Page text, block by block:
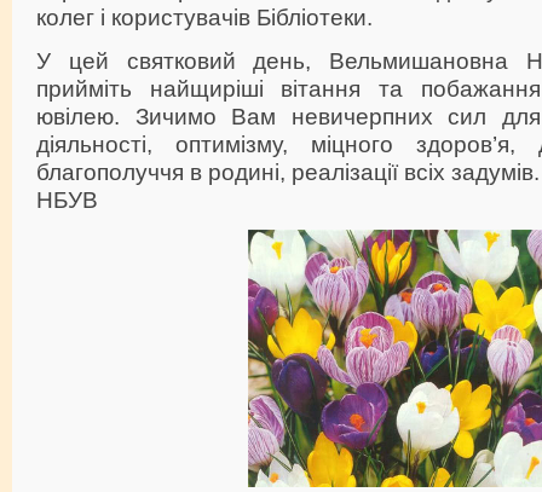
колег і користувачів Бібліотеки.
У цей святковий день, Вельмишановна
прийміть найщиріші вітання та
ювілею. Зичимо Вам невичерпних сил для
діяльності, оптимізму, міцного
благополуччя в родині, реалізації всіх
НБУВ